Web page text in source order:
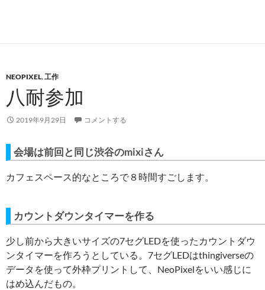
NEOPIXEL,工作
八耐参加
2019年9月29日 コメントする
会場は前回と同じ渋谷のmixiさん
カフェスペース的なところで８時間すごします。
カウントダウンタイマーを作る
少し前から大きいサイズの7セグLEDを使ったカウントダウ
ンタイマーを作ろうとしている。7セグLEDはthingiverseの
データを使って外枠プリントして、NeoPixelをいい感じに
はめ込んだもの。